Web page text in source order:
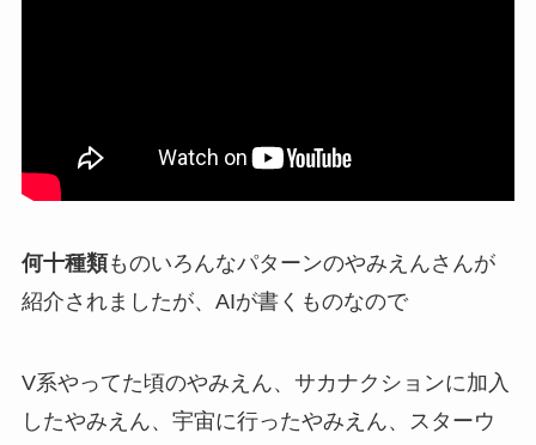
何十種類ものいろんなパターンのやみえんさんが
紹介されましたが、AIが書くものなので
V系やってた頃のやみえん、サカナクションに加入
したやみえん、宇宙に行ったやみえん、スターウ